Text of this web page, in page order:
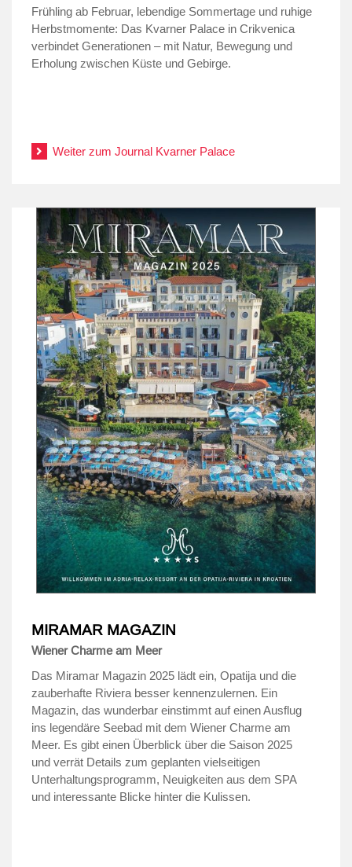
Frühling ab Februar, lebendige Sommertage und ruhige
Herbstmomente: Das Kvarner Palace in Crikvenica
verbindet Generationen – mit Natur, Bewegung und
Erholung zwischen Küste und Gebirge.
Weiter zum Journal Kvarner Palace
MIRAMAR MAGAZIN
Wiener Charme am Meer
Das Miramar Magazin 2025 lädt ein, Opatija und die
zauberhafte Riviera besser kennenzulernen. Ein
Magazin, das wunderbar einstimmt auf einen Ausflug
ins legendäre Seebad mit dem Wiener Charme am
Meer. Es gibt einen Überblick über die Saison 2025
und verrät Details zum geplanten vielseitigen
Unterhaltungsprogramm, Neuigkeiten aus dem SPA
und interessante Blicke hinter die Kulissen.